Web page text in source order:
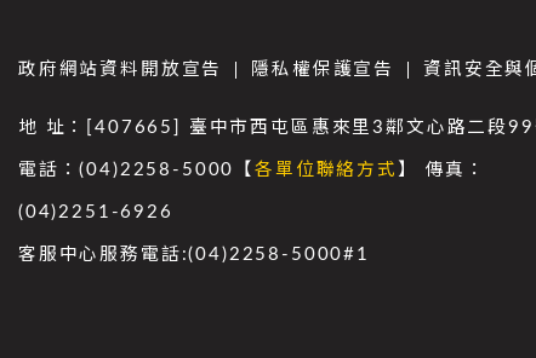
政府網站資料開放宣告 隱私權保護宣告 資訊安全與
地 址：[407665] 臺中市西屯區惠來里3鄰文心路二段99
電話：(04)2258-5000【各單位聯絡方式 】 傳真：
(04)2251-6926
客服中心服務電話:(04)2258-5000#1